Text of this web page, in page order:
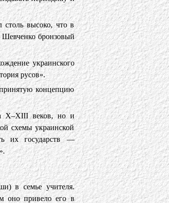
столь высоко, что в
Шевченко бронзовый
украинского
русов».
концепцию
X–XIII веков, но и
схемы украинской
их государств —
в семье учителя.
оно привело его в